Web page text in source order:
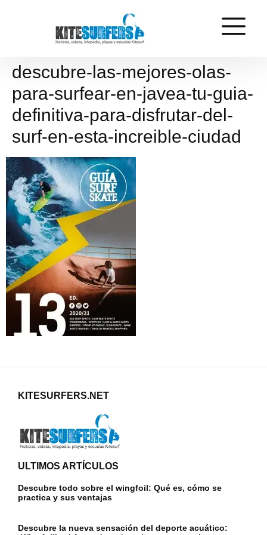
descubre-las-mejores-olas-
para-surfear-en-javea-tu-guia-
definitiva-para-disfrutar-del-
surf-en-esta-increible-ciudad
KITESURFERS.NET
ULTIMOS ARTÍCULOS
Descubre todo sobre el wingfoil: Qué es, cómo se
practica y sus ventajas
Descubre la nueva sensación del deporte acuático: